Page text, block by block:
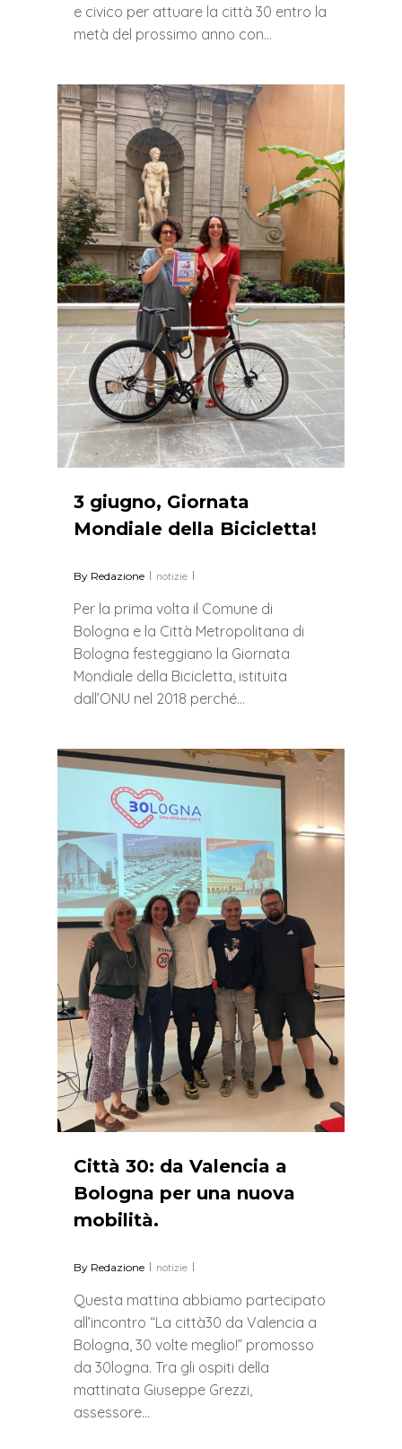
e civico per attuare la città 30 entro la
metà del prossimo anno con…
3 giugno, Giornata
Mondiale della Bicicletta!
By Redazione notizie
Per la prima volta il Comune di
Bologna e la Città Metropolitana di
Bologna festeggiano la Giornata
Mondiale della Bicicletta, istituita
dall’ONU nel 2018 perché…
0
Città 30: da Valencia a
Bologna per una nuova
mobilità.
By Redazione notizie
Questa mattina abbiamo partecipato
all’incontro “La città30 da Valencia a
Bologna, 30 volte meglio!” promosso
da 30logna. Tra gli ospiti della
mattinata Giuseppe Grezzi,
assessore…